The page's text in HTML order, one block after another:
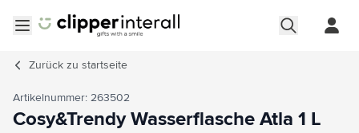
Zurück zu startseite
Artikelnummer: 263502
Cosy&Trendy Wasserflasche Atla 1 L